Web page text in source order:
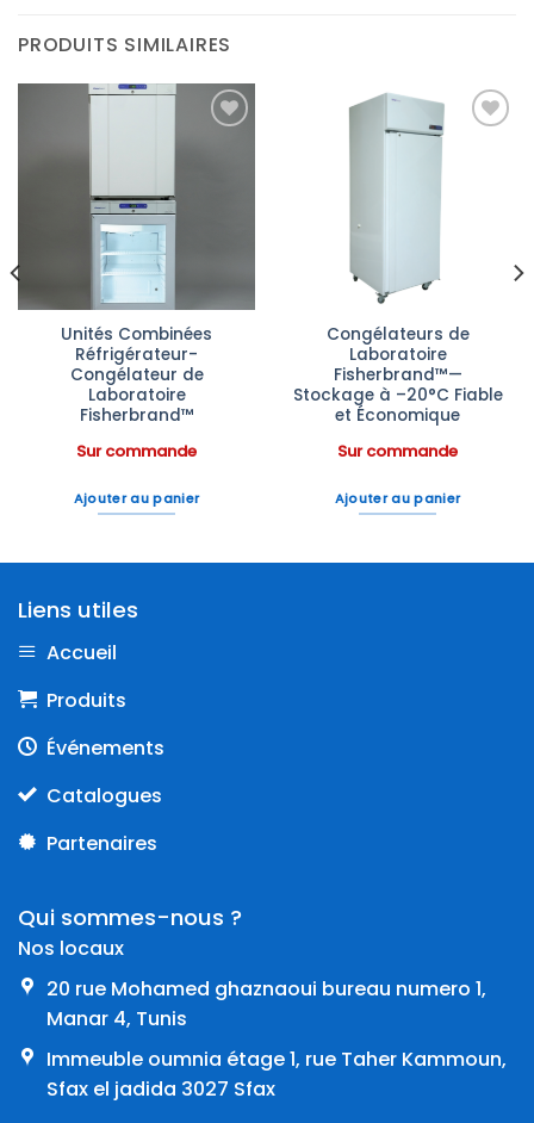
PRODUITS SIMILAIRES
Unités Combinées
Réfrigérateur-
Congélateur de
Laboratoire
Fisherbrand™
Sur commande
Ajouter au panier
Congélateurs de
Laboratoire
Fisherbrand™—
Stockage à –20°C Fiable
et Économique
Sur commande
Ajouter au panier
Liens utiles
Accueil
Produits
Événements
Catalogues
Partenaires
Qui sommes-nous ?
Nos locaux
20 rue Mohamed ghaznaoui bureau numero 1,
Manar 4, Tunis
Immeuble oumnia étage 1, rue Taher Kammoun,
Sfax el jadida 3027 Sfax